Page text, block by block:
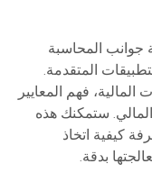
جوانب المحاسبة
المتقدمة.
فهم المعايير
المالي. ستمكنك هذه
كيفية اتخاذ
بدقة.